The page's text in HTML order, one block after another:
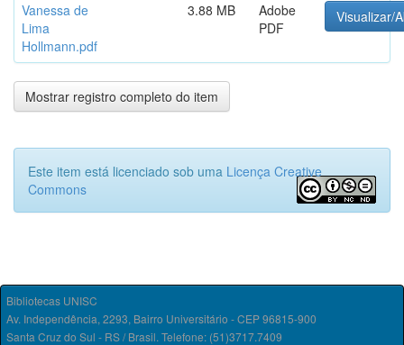
Vanessa de
Lima
Hollmann.pdf
3.88 MB
Adobe
PDF
Visualizar/
Mostrar registro completo do item
Este item está licenciado sob uma Licença Creative
Commons
Bibliotecas UNISC
Av. Independência, 2293, Bairro Universitário - CEP 96815-900
Santa Cruz do Sul - RS / Brasil. Telefone: (51)3717.7409